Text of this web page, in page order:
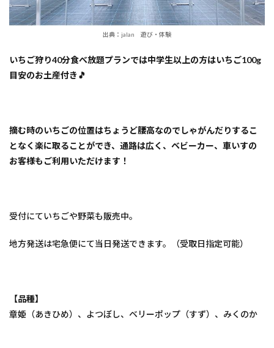
出典：jalan 遊び・体験
いちご狩り40分食べ放題プランでは中学生以上の方はいちご100g
目安のお土産付き🎵
摘む時のいちごの位置はちょうど腰高なのでしゃがんだりするこ
となく楽に取ることができ、通路は広く、ベビーカー、車いすの
お客様もご利用いただけます！
受付にていちごや野菜も販売中。
地方発送は宅急便にて当日発送できます。（受取日指定可能）
【品種】
章姫（あきひめ）、よつぼし、ベリーポップ（すず）、みくのか